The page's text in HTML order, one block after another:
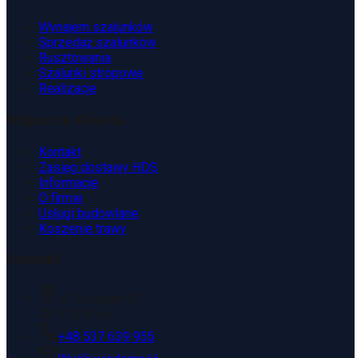
Wynajem szalunków
Sprzedaż szalunków
Rusztowania
Szalunki stropowe
Realizacje
Kontakt
Zasięg dostawy HDS
Informacje
O firmie
Usługi budowlane
Koszenie trawy
+48 537 639 955